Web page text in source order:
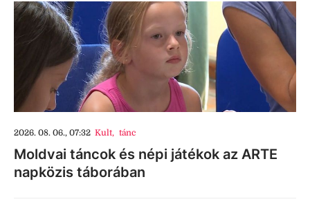
2026. 08. 06., 07:32 Kult, tánc
Moldvai táncok és népi játékok az ARTE
napközis táborában